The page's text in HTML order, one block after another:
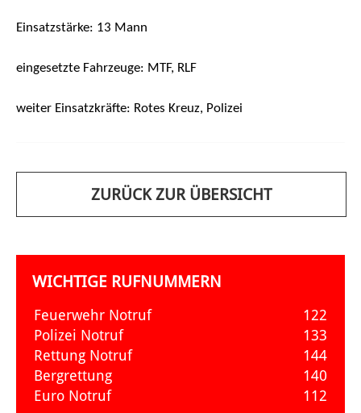
Einsatzstärke: 13 Mann
eingesetzte Fahrzeuge: MTF, RLF
weiter Einsatzkräfte: Rotes Kreuz, Polizei
ZURÜCK ZUR ÜBERSICHT
WICHTIGE RUFNUMMERN
Feuerwehr Notruf
122
Polizei Notruf
133
Rettung Notruf
144
Bergrettung
140
Euro Notruf
112